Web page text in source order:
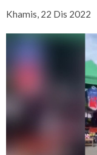
Khamis, 22 Dis 2022